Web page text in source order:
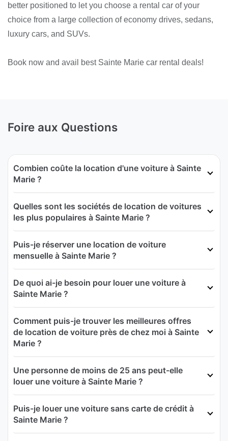
better positioned to let you choose a rental car of your
choice from a large collection of economy drives, sedans,
luxury cars, and SUVs.
Book now and avail best Sainte Marie car rental deals!
Foire aux Questions
Combien coûte la location d'une voiture à Sainte
Marie ?
Quelles sont les sociétés de location de voitures
les plus populaires à Sainte Marie ?
Puis-je réserver une location de voiture
mensuelle à Sainte Marie ?
De quoi ai-je besoin pour louer une voiture à
Sainte Marie ?
Comment puis-je trouver les meilleures offres
de location de voiture près de chez moi à Sainte
Marie ?
Une personne de moins de 25 ans peut-elle
louer une voiture à Sainte Marie ?
Puis-je louer une voiture sans carte de crédit à
Sainte Marie ?